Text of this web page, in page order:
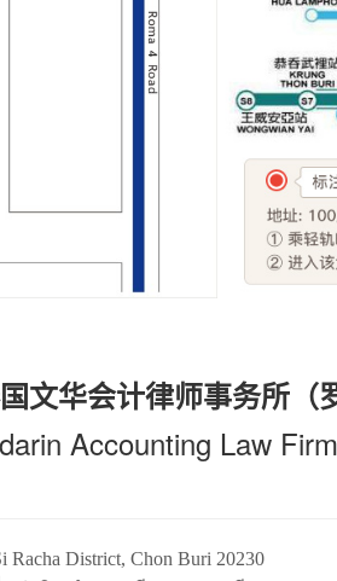
文华会计律师事务所（
Accounting Law Firm
District, Chon Buri 20230